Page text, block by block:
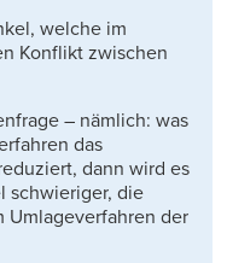
welche im
Konflikt zwischen
– nämlich: was
das
dann wird es
schwieriger, die
Umlageverfahren der